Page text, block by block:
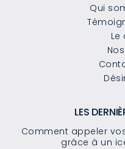
Qui
LES
Comment appeler
grâce à un